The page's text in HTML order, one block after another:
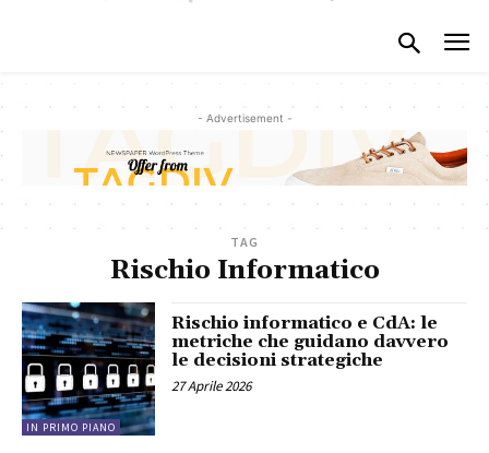
- Advertisement -
TAG
Rischio Informatico
IN PRIMO PIANO
Rischio informatico e CdA: le
metriche che guidano davvero
le decisioni strategiche
27 Aprile 2026